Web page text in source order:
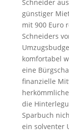
Schneider
günstiger
mit 900 Euro
Schneiders
komfortabel
eine
finanzielle
die
Sparbuch
ein solventer